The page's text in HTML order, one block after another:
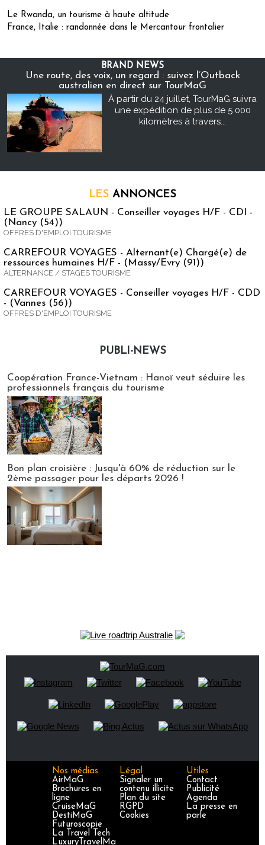
Le Rwanda, un tourisme à haute altitude
France, Italie : randonnée dans le Mercantour frontalier
BRAND NEWS
Une route, des voix, un regard : suivez l’Outback
australien en direct sur TourMaG
À partir du 24 juillet, TourMaG suivra
une expédition de plus de 5 000
kilomètres à travers...
LES ANNONCES
LE GROUPE SALAUN - Conseiller voyages H/F - CDI -
(Nancy (54))
OFFRES D'EMPLOI TOURISME
CARREFOUR VOYAGES - Alternant(e) Chargé(e) de
ressources humaines H/F - (Massy/Evry (91))
ALTERNANCE / STAGES TOURISME
CARREFOUR VOYAGES - Conseiller voyages H/F - CDD
- (Vannes (56))
OFFRES D'EMPLOI TOURISME
PUBLI-NEWS
Coopération France-Vietnam : Hanoï veut séduire les
professionnels français du tourisme
Bon plan croisière : Jusqu'à 60% de réduction sur le
2ème passager pour les départs 2026 !
Nos médias
AirMaG
Brochures en
ligne
CruiseMaG
DestiMaG
Futuroscopie
La Travel Tech
LuxuryTravelMa
Légal
Signaler un
contenu illicite
Plan du site
RGPD
Cookies
Utiles
Contact
Publicité
Agenda
La presse en
parle